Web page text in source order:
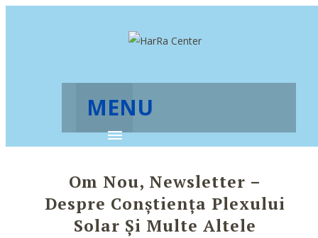
MENU
Om Nou, Newsletter –
Despre Conștiența Plexului
Solar Și Multe Altele